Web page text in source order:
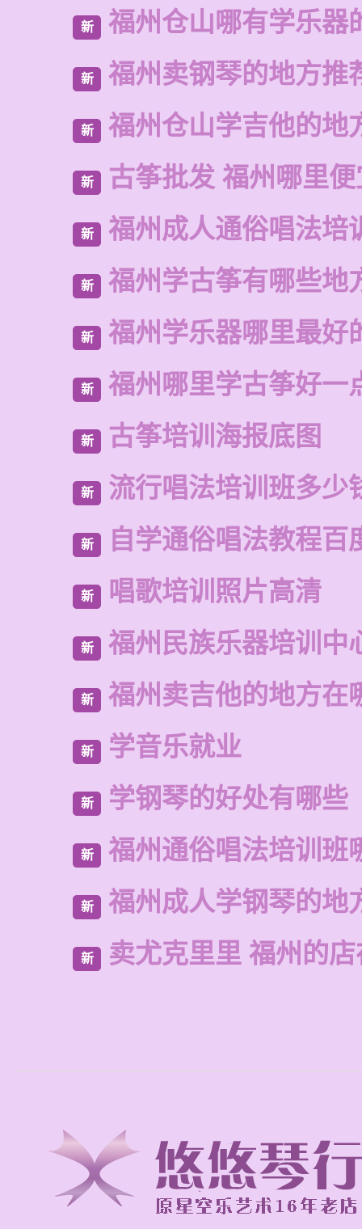
新 福州仓山哪有学乐器
新 福州卖钢琴的地方推
新 福州仓山学吉他的地
新 古筝批发 福州哪里
新 福州成人通俗唱法培
新 福州学古筝有哪些地
新 福州学乐器哪里最好
新 福州哪里学古筝好一
新 古筝培训海报底图
新 流行唱法培训班多少
新 自学通俗唱法教程百
新 唱歌培训照片高清
新 福州民族乐器培训中
新 福州卖吉他的地方在
新 学音乐就业
新 学钢琴的好处有哪些
新 福州通俗唱法培训班
新 福州成人学钢琴的地
新 卖尤克里里 福州的